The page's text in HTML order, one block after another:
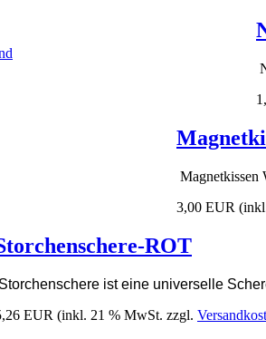
Magnetkissen
3,00 EUR
ROT
Storchenschere ist eine universelle
EUR (inkl. 21 % MwSt. zzgl.